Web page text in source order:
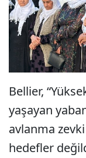
Bellier,
yaşayan
avlanma
hedefler